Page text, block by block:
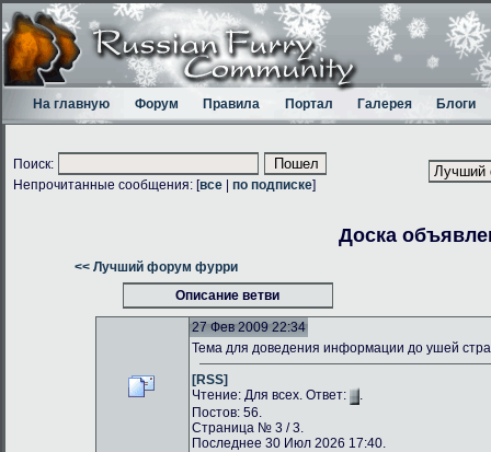
На главную Форум Правила Портал Галерея Блоги
Поиск:
Непрочитанные сообщения: [все по подписке]
Доска
<< Лучший форум фурри
Описание ветви
27 Фев 2009 22:34
Тема для доведения информации до ушей
[RSS]
Чтение: Для всех. Ответ:
.
Постов: 56.
Страница № 3 / 3.
Последнее 30 Июл 2026 17:40.